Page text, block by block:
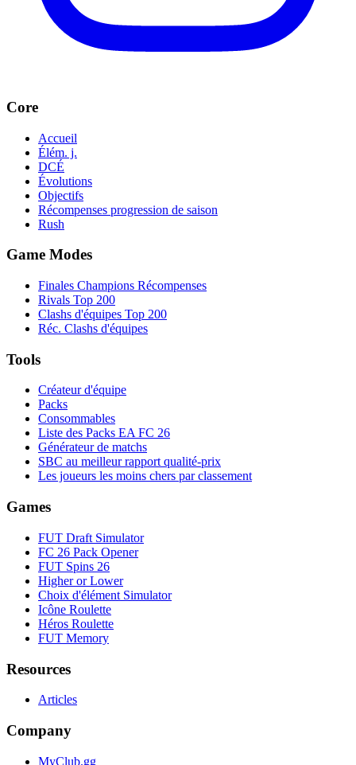
Core
Accueil
Élém. j.
DCÉ
Évolutions
Objectifs
Récompenses progression de saison
Rush
Game Modes
Finales Champions Récompenses
Rivals Top 200
Clashs d'équipes Top 200
Réc. Clashs d'équipes
Tools
Créateur d'équipe
Packs
Consommables
Liste des Packs EA FC 26
Générateur de matchs
SBC au meilleur rapport qualité-prix
Les joueurs les moins chers par classement
Games
FUT Draft Simulator
FC 26 Pack Opener
FUT Spins 26
Higher or Lower
Choix d'élément Simulator
Icône Roulette
Héros Roulette
FUT Memory
Resources
Articles
Company
MyClub.gg